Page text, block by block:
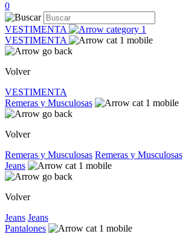
0
VESTIMENTA
VESTIMENTA
Volver
VESTIMENTA
Remeras y Musculosas
Volver
Remeras y Musculosas Remeras y Musculosas
Jeans
Volver
Jeans Jeans
Pantalones